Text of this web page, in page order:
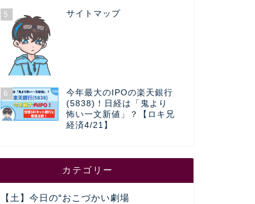
5 サイトマップ
6
今年最大のIPOの楽天銀行
(5838)！日経は「鬼より
怖い一文新値」？【ロキ兄
経済4/21】
カテゴリー
【土】今日の“おこづかい劇場